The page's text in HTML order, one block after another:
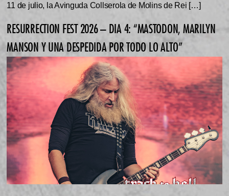
11 de julio, la Avinguda Collserola de Molins de Rei […]
RESURRECTION FEST 2026 – DIA 4: “MASTODON, MARILYN
MANSON Y UNA DESPEDIDA POR TODO LO ALTO”